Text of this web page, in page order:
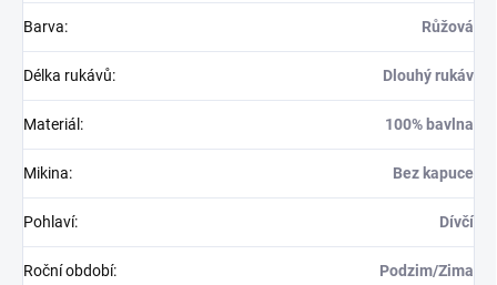
Barva: Růžová
Délka rukávů: Dlouhý rukáv
Materiál : 100% bavlna
Mikina: Bez kapuce
Pohlaví: Dívčí
Roční období: Podzim/Zima